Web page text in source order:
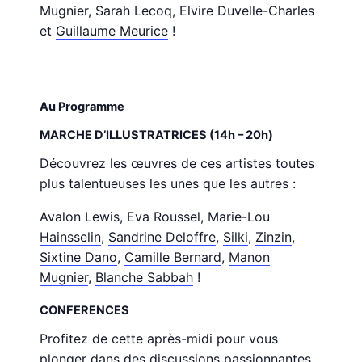
Mugnier, Sarah Lecoq, Elvire Duvelle-Charles
et Guillaume Meurice !
Au Programme
MARCHE D’ILLUSTRATRICES (14h – 20h)
Découvrez les œuvres de ces artistes toutes
plus talentueuses les unes que les autres :
Avalon Lewis, Eva Roussel, Marie-Lou
Hainsselin, Sandrine Deloffre, Silki, Zinzin,
Sixtine Dano, Camille Bernard, Manon
Mugnier, Blanche Sabbah !
CONFERENCES
Profitez de cette après-midi pour vous